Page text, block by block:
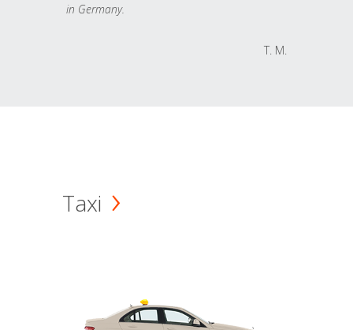
in Germany.
T. M.
Taxi